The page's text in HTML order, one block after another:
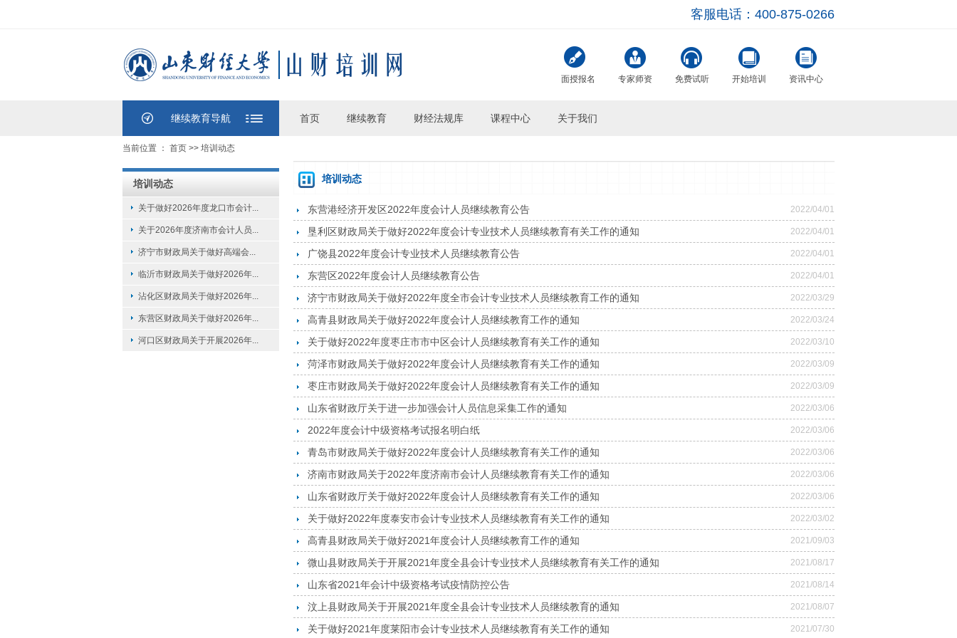
客服电话：400-875-0266
面授报名 专家师资 免费试听 开始培训 资讯中心
继续教育导航 首页 继续教育 财经法规库 课程中心 关于我们
当前位置 ： 首页 >> 培训动态
培训动态
关于做好2026年度龙口市会计...
关于2026年度济南市会计人员...
济宁市财政局关于做好高端会...
临沂市财政局关于做好2026年...
沾化区财政局关于做好2026年...
东营区财政局关于做好2026年...
河口区财政局关于开展2026年...
培训动态
东营港经济开发区2022年度会计人员继续教育公告 2022/04/01
垦利区财政局关于做好2022年度会计专业技术人员继续教育有关工作的通知 2022/04/01
广饶县2022年度会计专业技术人员继续教育公告 2022/04/01
东营区2022年度会计人员继续教育公告 2022/04/01
济宁市财政局关于做好2022年度全市会计专业技术人员继续教育工作的通知 2022/03/29
高青县财政局关于做好2022年度会计人员继续教育工作的通知 2022/03/24
关于做好2022年度枣庄市市中区会计人员继续教育有关工作的通知 2022/03/10
菏泽市财政局关于做好2022年度会计人员继续教育有关工作的通知 2022/03/09
枣庄市财政局关于做好2022年度会计人员继续教育有关工作的通知 2022/03/09
山东省财政厅关于进一步加强会计人员信息采集工作的通知 2022/03/06
2022年度会计中级资格考试报名明白纸 2022/03/06
青岛市财政局关于做好2022年度会计人员继续教育有关工作的通知 2022/03/06
济南市财政局关于2022年度济南市会计人员继续教育有关工作的通知 2022/03/06
山东省财政厅关于做好2022年度会计人员继续教育有关工作的通知 2022/03/06
关于做好2022年度泰安市会计专业技术人员继续教育有关工作的通知 2022/03/02
高青县财政局关于做好2021年度会计人员继续教育工作的通知 2021/09/03
微山县财政局关于开展2021年度全县会计专业技术人员继续教育有关工作的通知 2021/08/17
山东省2021年会计中级资格考试疫情防控公告 2021/08/14
汶上县财政局关于开展2021年度全县会计专业技术人员继续教育的通知 2021/08/07
关于做好2021年度莱阳市会计专业技术人员继续教育有关工作的通知 2021/07/30